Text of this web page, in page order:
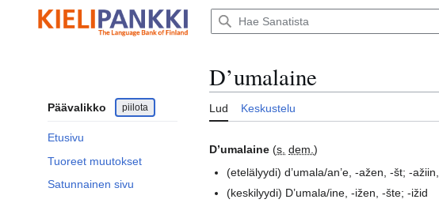
sisältöön
Päävalikko piilota
Etusivu
Tuoreet muutokset
Satunnainen sivu
D’umalaine
Lud Keskustelu
D’umalaine (s. dem. )
(etelälyydi)d’umala/an’e, -ažen, -št; -
(keskilyydi) D’umala/ine, -ižen, -šte; -ižid